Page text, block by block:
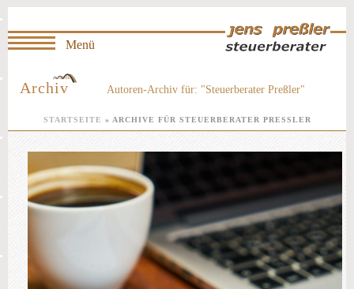
Archiv Autoren-Archiv für: "Steuerberater Preßler"
STARTSEITE » ARCHIVE FÜR STEUERBERATER PRESSLER